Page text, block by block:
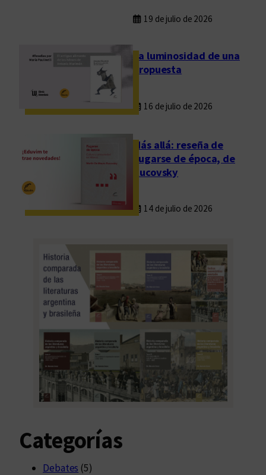
u
l
i
a
19 de julio de 2026
La luminosidad de una
propuesta
16 de julio de 2026
Más allá: reseña de
Fugarse de época, de
Rucovsky
14 de julio de 2026
Categorías
Debates (5)